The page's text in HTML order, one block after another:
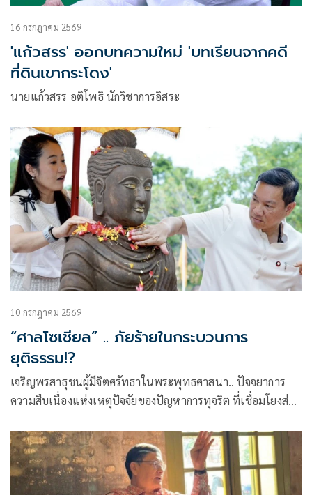
16 กรกฎาคม 2569
'แก้วสรร' ออกบทความใหม่ 'บทเรียนจากคดี
ที่ดินเขากระโดง'
นายแก้วสรร อติโพธิ นักวิชาการอิสระ
10 กรกฎาคม 2569
“ศาลโซเชียล” .. ภัยร้ายในกระบวนการ
ยุติธรรม!?
เจริญพรสาธุชนผู้มีจิตศรัทธาในพระพุทธศาสนา.. ปัจจยาการ
ความสืบเนื่องแห่งเหตุปัจจัยของปัญหาการทุจริต ที่เชื่อมโยงส่ง